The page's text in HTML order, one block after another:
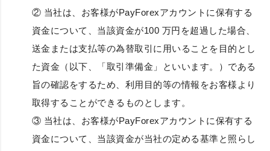
② 当社は、お客様がPayForexアカウントに保有する
資金について、当該資金が100 万円を超過した場合、
送金または支払等の為替取引に用いることを目的とし
た資金（以下、「取引準備金」といいます。）である
旨の確認をするため、利用目的等の情報をお客様より
取得することができるものとします。
③ 当社は、お客様がPayForexアカウントに保有する
資金について、当該資金が当社の定める基準と照らし